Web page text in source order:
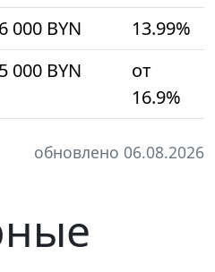
000 BYN
13.99%
000 BYN
от
16.9%
обновлено 06.08.2026